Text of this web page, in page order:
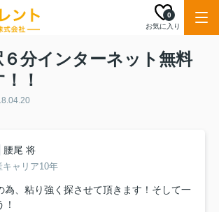
お気に入り
0
６分インターネット無料
！
腰尾 将
キャリア10年
為、粘り強く探させて頂きます！そして一